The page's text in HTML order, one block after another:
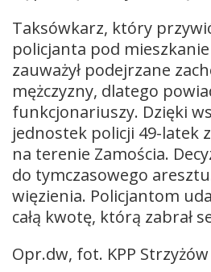
Taksówkarz, który
policjanta pod
zauważył podejrzane
mężczyzny, dlatego
funkcjonariuszy. Dzięki
jednostek policji 49-latek
na terenie Zamościa.
do tymczasowego
więzienia. Policjantom
całą kwotę, którą zabrał
Opr.dw, fot. KPP Strzyżów